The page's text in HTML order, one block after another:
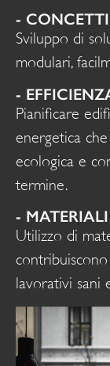
-
Sviluppo di
modulari,
-
Pianificare
energetica
ecologica e
termine.
-
Utilizzo di
lavorativi sani